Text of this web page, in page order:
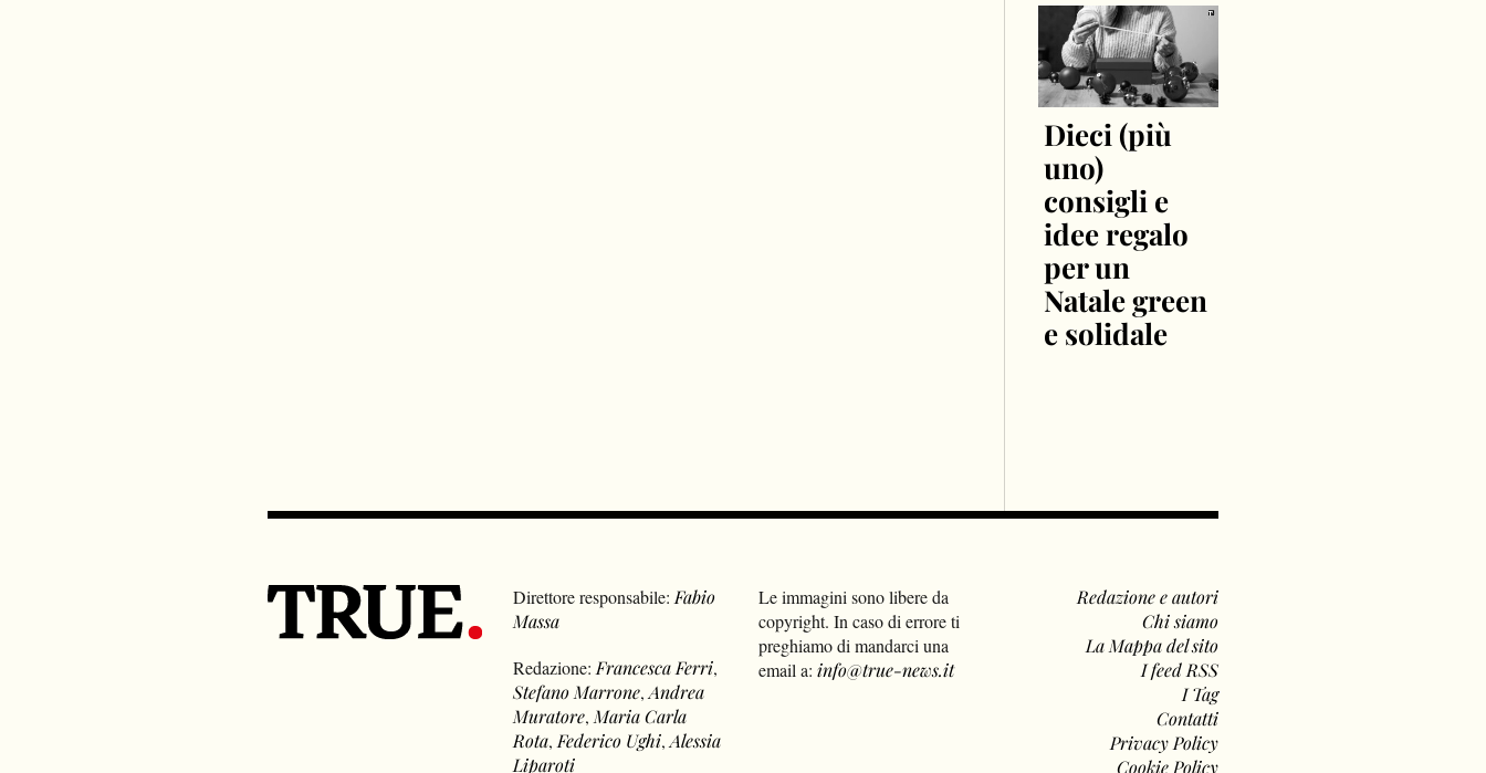
Dieci (più
uno)
consigli e
idee regalo
per un
Natale green
e solidale
Direttore responsabile: Fabio
Massa
Redazione: Francesca Ferri,
Stefano Marrone,Andrea
Muratore, Maria Carla
Rota, Federico Ughi,Alessia
Liparoti
Le immagini sono libere da
copyright. In caso di errore ti
preghiamo di mandarci una
email a: info@true-news.it
Redazione e autori
Chi siamo
La Mappa del sito
I feed RSS
I Tag
Contatti
Privacy Policy
Cookie Policy